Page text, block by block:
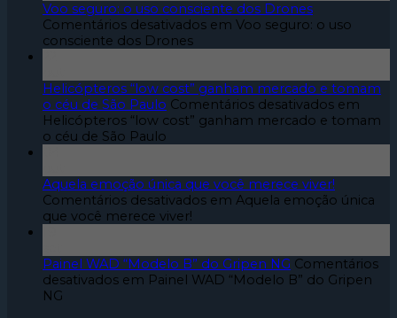
Voo seguro: o uso consciente dos Drones
Comentários desativados em Voo seguro: o uso
consciente dos Drones
Helicópteros “low cost” ganham mercado e tomam
o céu de São Paulo Comentários desativados em
Helicópteros “low cost” ganham mercado e tomam
o céu de São Paulo
Aquela emoção única que você merece viver!
Comentários desativados em Aquela emoção única
que você merece viver!
Painel WAD “Modelo B” do Gripen NG Comentários
desativados em Painel WAD “Modelo B” do Gripen
NG